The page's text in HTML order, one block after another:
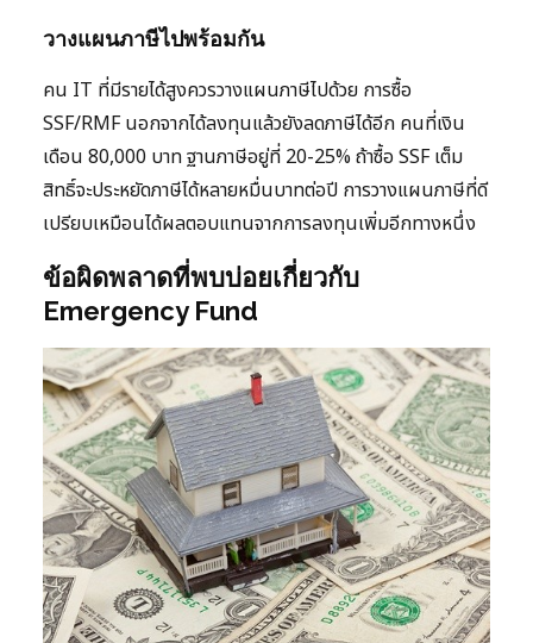
วางแผนภาษีไปพร้อมกัน
คน IT ที่มีรายได้สูงควรวางแผนภาษีไปด้วย การซื้อ
SSF/RMF นอกจากได้ลงทุนแล้วยังลดภาษีได้อีก คนที่เงิน
เดือน 80,000 บาท ฐานภาษีอยู่ที่ 20-25% ถ้าซื้อ SSF เต็ม
สิทธิ์จะประหยัดภาษีได้หลายหมื่นบาทต่อปี การวางแผนภาษีที่ดี
เปรียบเหมือนได้ผลตอบแทนจากการลงทุนเพิ่มอีกทางหนึ่ง
ข้อผิดพลาดที่พบบ่อยเกี่ยวกับ
Emergency Fund